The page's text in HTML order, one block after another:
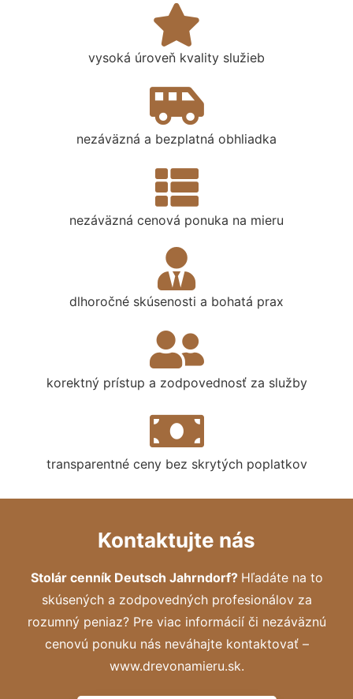
vysoká úroveň kvality služieb
nezáväzná a bezplatná obhliadka
nezáväzná cenová ponuka na mieru
dlhoročné skúsenosti a bohatá prax
korektný prístup a zodpovednosť za služby
transparentné ceny bez skrytých poplatkov
Kontaktujte nás
Stolár cenník Deutsch Jahrndorf? Hľadáte na to
skúsených a zodpovedných profesionálov za
rozumný peniaz? Pre viac informácií či nezáväznú
cenovú ponuku nás neváhajte kontaktovať –
www.drevonamieru.sk.